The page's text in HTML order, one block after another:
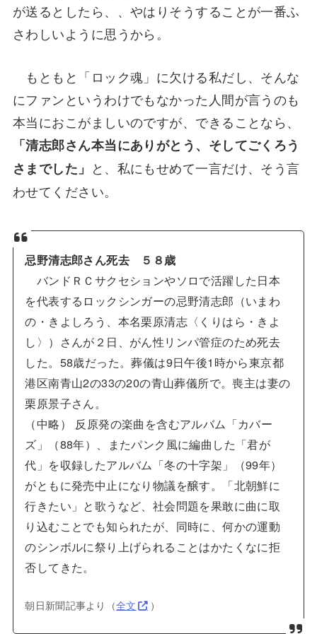
が送るとしたら、、やはりそうすることが一番ふ
さわしいように思うから。
もともと「ロック魂」に欠ける私だし、そんな
にファンというわけでもなかった人間が言うのも
本当におこがましいのですが、できることなら、
「清志郎さん本当にありがとう、そしてごくろう
さまでした」 と、私にもせめて一言だけ、そう言
わせてください。
忌野清志郎さん死去 ５８歳
バンドＲＣサクセションやソロで活躍した日本
を代表するロックシンガーの忌野清志郎（いまわ
の・きよしろう、本名栗原清志〈くりはら・きよ
し〉）さんが２日、がん性リンパ管症のため死去
した。58歳だった。葬儀は9日午後1時から東京都
港区南青山2の33の20の青山葬儀所で。喪主は妻の
栗原景子さん。
（中略） 反原発の楽曲を含むアルバム「カバー
ズ」（88年）、またパンク風に編曲した「君が
代」を収録したアルバム「冬の十字架」（99年）
がともに発売中止になり物議を醸す。「北朝鮮に
行きたい」と歌うなど、社会問題を果敢に曲に取
り込むことでも知られたが、同時に、何かの運動
のシンボルに祭り上げられることはかたくなに拒
否してきた。
朝日新聞記事より（全文 ）